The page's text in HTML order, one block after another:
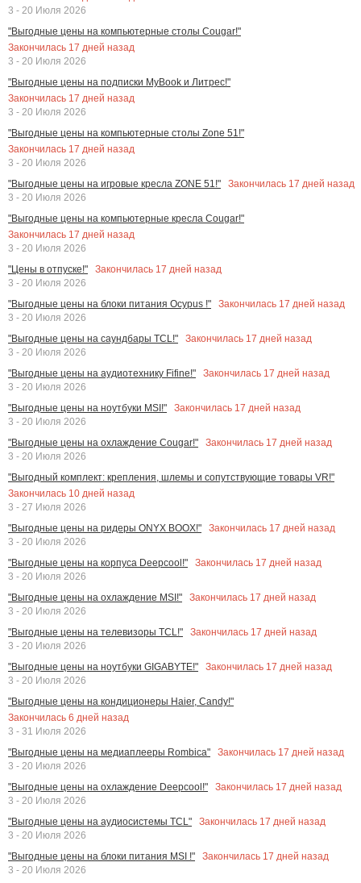
3 - 20 Июля 2026
"Выгодные цены на компьютерные столы Cougar!"
Закончилась 17 дней назад
3 - 20 Июля 2026
"Выгодные цены на подписки MyBook и Литрес!"
Закончилась 17 дней назад
3 - 20 Июля 2026
"Выгодные цены на компьютерные столы Zone 51!"
Закончилась 17 дней назад
3 - 20 Июля 2026
"Выгодные цены на игровые кресла ZONE 51!"
Закончилась 17 дней назад
3 - 20 Июля 2026
"Выгодные цены на компьютерные кресла Cougar!"
Закончилась 17 дней назад
3 - 20 Июля 2026
"Цены в отпуске!"
Закончилась 17 дней назад
3 - 20 Июля 2026
"Выгодные цены на блоки питания Ocypus !"
Закончилась 17 дней назад
3 - 20 Июля 2026
"Выгодные цены на саундбары TCL!"
Закончилась 17 дней назад
3 - 20 Июля 2026
"Выгодные цены на аудиотехнику Fifine!"
Закончилась 17 дней назад
3 - 20 Июля 2026
"Выгодные цены на ноутбуки MSI!"
Закончилась 17 дней назад
3 - 20 Июля 2026
"Выгодные цены на охлаждение Cougar!"
Закончилась 17 дней назад
3 - 20 Июля 2026
"Выгодный комплект: крепления, шлемы и сопутствующие товары VR!"
Закончилась 10 дней назад
3 - 27 Июля 2026
"Выгодные цены на ридеры ONYX BOOX!"
Закончилась 17 дней назад
3 - 20 Июля 2026
"Выгодные цены на корпуса Deepcool!"
Закончилась 17 дней назад
3 - 20 Июля 2026
"Выгодные цены на охлаждение MSI!"
Закончилась 17 дней назад
3 - 20 Июля 2026
"Выгодные цены на телевизоры TCL!"
Закончилась 17 дней назад
3 - 20 Июля 2026
"Выгодные цены на ноутбуки GIGABYTE!"
Закончилась 17 дней назад
3 - 20 Июля 2026
"Выгодные цены на кондиционеры Haier, Candy!"
Закончилась 6 дней назад
3 - 31 Июля 2026
"Выгодные цены на медиаплееры Rombica"
Закончилась 17 дней назад
3 - 20 Июля 2026
"Выгодные цены на охлаждение Deepcool!"
Закончилась 17 дней назад
3 - 20 Июля 2026
"Выгодные цены на аудиосистемы TCL"
Закончилась 17 дней назад
3 - 20 Июля 2026
"Выгодные цены на блоки питания MSI !"
Закончилась 17 дней назад
3 - 20 Июля 2026